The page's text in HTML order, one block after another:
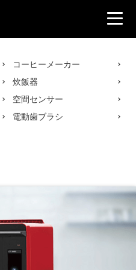
コーヒーメーカー
炊飯器
空間センサー
電動歯ブラシ